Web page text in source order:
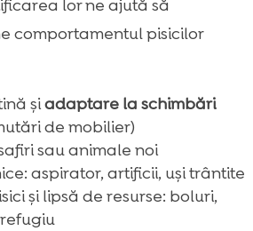
lor ne ajută să
comportamentul pisicilor
șiadaptare la schimbări
de mobilier)
sau animale noi
aspirator, artificii, uși trântite
și lipsă de resurse: boluri,